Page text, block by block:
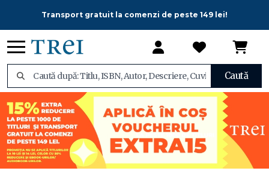
Transport gratuit la comenzi de peste 149 lei!
Caută